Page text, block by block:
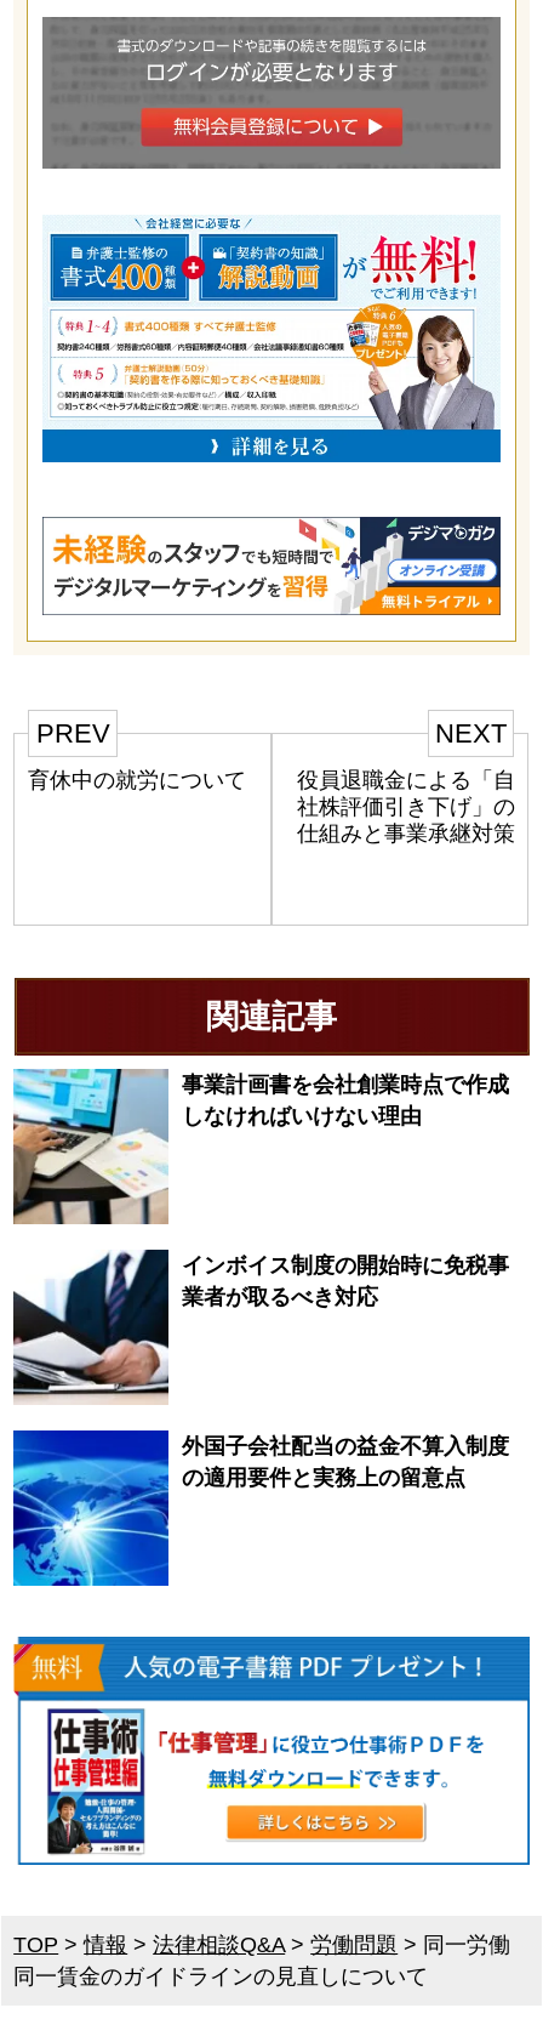
PREV
育休中の就労について
NEXT
役員退職金による「自
社株評価引き下げ」の
仕組みと事業承継対策
関連記事
事業計画書を会社創業時点で作成
しなければいけない理由
インボイス制度の開始時に免税事
業者が取るべき対応
外国子会社配当の益金不算入制度
の適用要件と実務上の留意点
TOP >情報 >法律相談Q&A>労働問題 > 同一労働
同一賃金のガイドラインの見直しについて